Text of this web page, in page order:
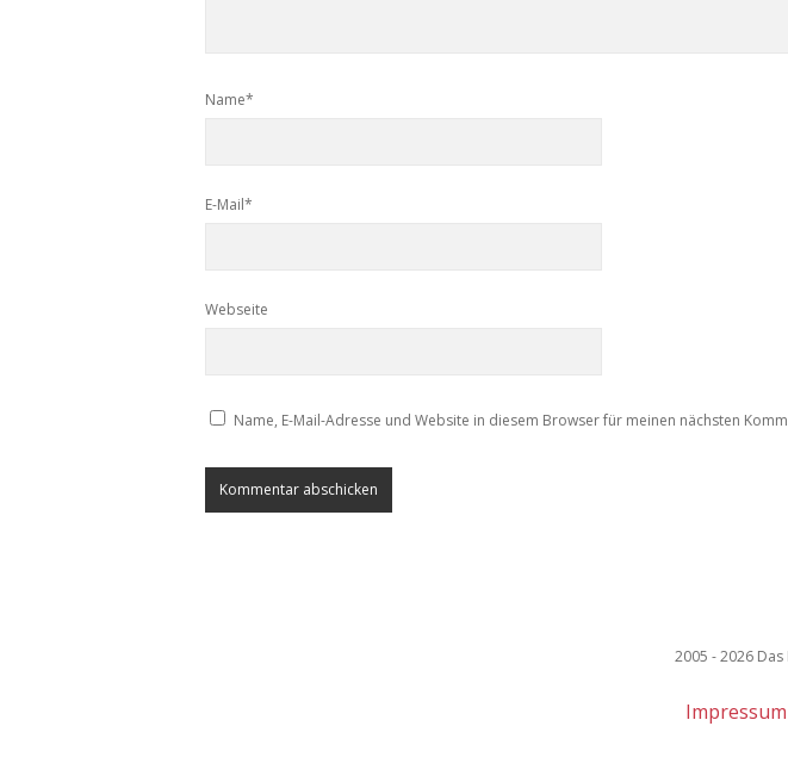
Name*
E-Mail*
Webseite
Name, E-Mail-Adresse und Website in diesem Browser für meinen nächsten
2005 - 2026
Impressum